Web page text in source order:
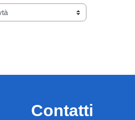
Contatti